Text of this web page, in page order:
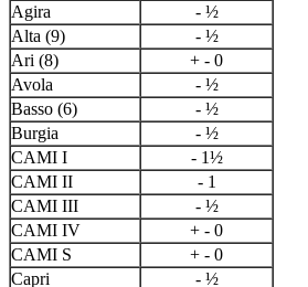
Agira
- ½
Alta (9)
- ½
Ari (8)
+ - 0
Avola
- ½
Basso (6)
- ½
Burgia
- ½
CAMI I
- 1½
CAMI II
- 1
CAMI III
- ½
CAMI IV
+ - 0
CAMI S
+ - 0
Capri
- ½